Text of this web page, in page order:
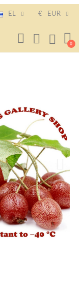
EL € EUR